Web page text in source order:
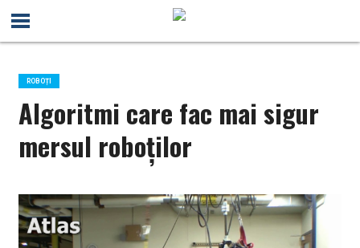
ROBOȚI
Algoritmi care fac mai sigur
mersul roboților